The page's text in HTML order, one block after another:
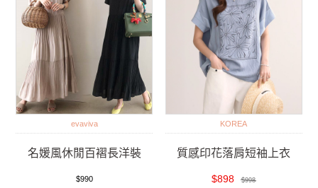
evaviva
名媛風休閒百褶長洋裝
$990
KOREA
質感印花落肩短袖上衣
$898 $998